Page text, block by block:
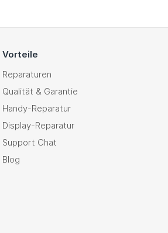
Vorteile
Reparaturen
Qualität & Garantie
Handy-Reparatur
Display-Reparatur
Support Chat
Blog